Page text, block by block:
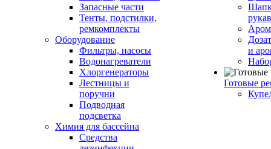
Запасные части
Тенты, подстилки,
ремкомплекты
Оборудование
Фильтры, насосы
Водонагреватели
Хлоргенераторы
Лестницы и
поручни
Подводная
подсветка
Химия для бассейна
Средства
и
Готовые